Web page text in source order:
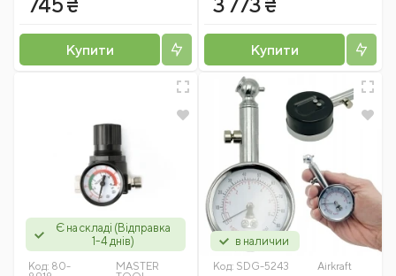
Купити Купити
Є на складі (Відправка
1-4 днів)
Код: 80-
MASTER
в наличии
Код: SDG-5243 Airkraft